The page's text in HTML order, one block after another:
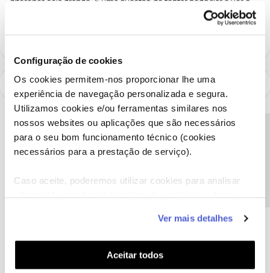
Configuração de cookies
Os cookies permitem-nos proporcionar lhe uma
experiência de navegação personalizada e segura.
Utilizamos cookies e/ou ferramentas similares nos
nossos websites ou aplicações que são necessários
para o seu bom funcionamento técnico (cookies
necessários para a prestação de serviço).
Caso aceite, poderemos utilizar cookies para analisar
funcionalidades (cookies de personalização e
funcionalidade) e adaptar anúncios aos seus interesses
(cookies de publicidade personalizada). Pode gerir a
utilização dos cookies clicando em "Configurar
Ver mais detalhes
Aceitar todos
diferença seja grande. É uma questão de tentar negociar e ver o